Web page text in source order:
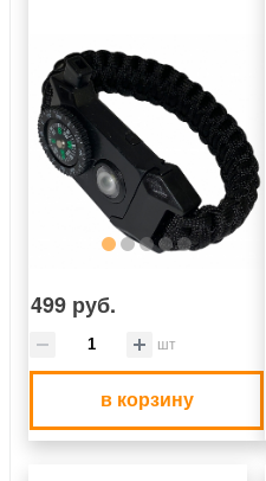
499 руб.
шт
в корзину